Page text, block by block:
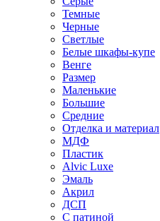
Темные
Черные
Светлые
Белые шкафы-купе
Венге
Размер
Маленькие
Большие
Средние
Отделка и материал
МДФ
Пластик
Alvic Luxe
Эмаль
Акрил
ДСП
С патиной